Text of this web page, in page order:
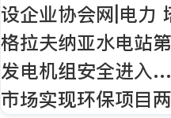
设企业协会网|电力
格拉夫纳亚水电站
发电机组安全进入
市场实现环保项目